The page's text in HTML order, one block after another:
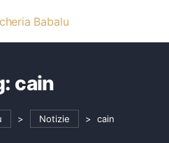
cain
> Notizie > cain